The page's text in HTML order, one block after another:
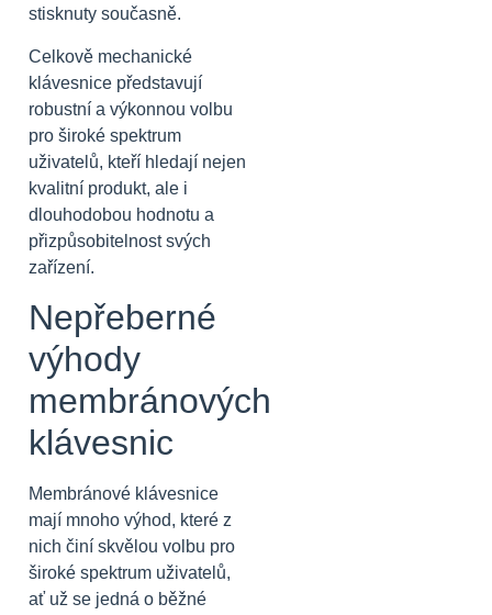
stisknuty současně.
Celkově mechanické
klávesnice představují
robustní a výkonnou volbu
pro široké spektrum
uživatelů, kteří hledají nejen
kvalitní produkt, ale i
dlouhodobou hodnotu a
přizpůsobitelnost svých
zařízení.
Nepřeberné
výhody
membránových
klávesnic
Membránové klávesnice
mají mnoho výhod, které z
nich činí skvělou volbu pro
široké spektrum uživatelů,
ať už se jedná o běžné